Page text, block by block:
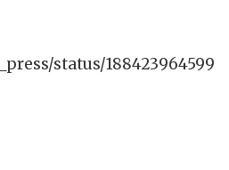
status/188423964599